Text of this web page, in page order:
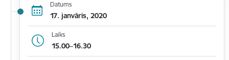
Datums
17. janvāris, 2020
Laiks
15.00–16.30